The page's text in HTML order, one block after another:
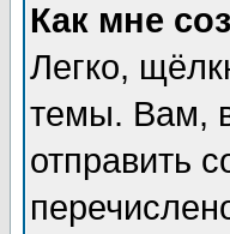
Как мне
Легко,
темы. Вам,
отправить